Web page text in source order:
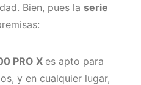
Bien, pues la serie
PRO X es apto para
y en cualquier lugar,